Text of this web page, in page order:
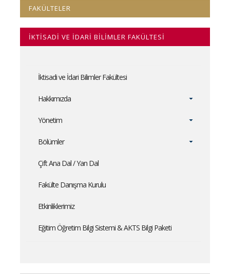
FAKÜLTELER
İKTİSADİ VE İDARİ BİLİMLER FAKÜLTESİ
İktisadi ve İdari Bilimler Fakültesi
Hakkımızda
Yönetim
Bölümler
Çift Ana Dal / Yan Dal
Fakülte Danışma Kurulu
Etkinliklerimiz
Eğitim Öğretim Bilgi Sistemi & AKTS Bilgi Paketi